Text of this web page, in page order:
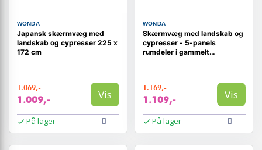
WONDA
Japansk skærmvæg med
landskab og cypresser 225 x
172 cm
1.069,-
1.009,- Vis
På lager
WONDA
Skærmvæg med landskab og
cypresser - 5-panels
rumdeler i gammelt
1.169,-
1.109,- Vis
På lager